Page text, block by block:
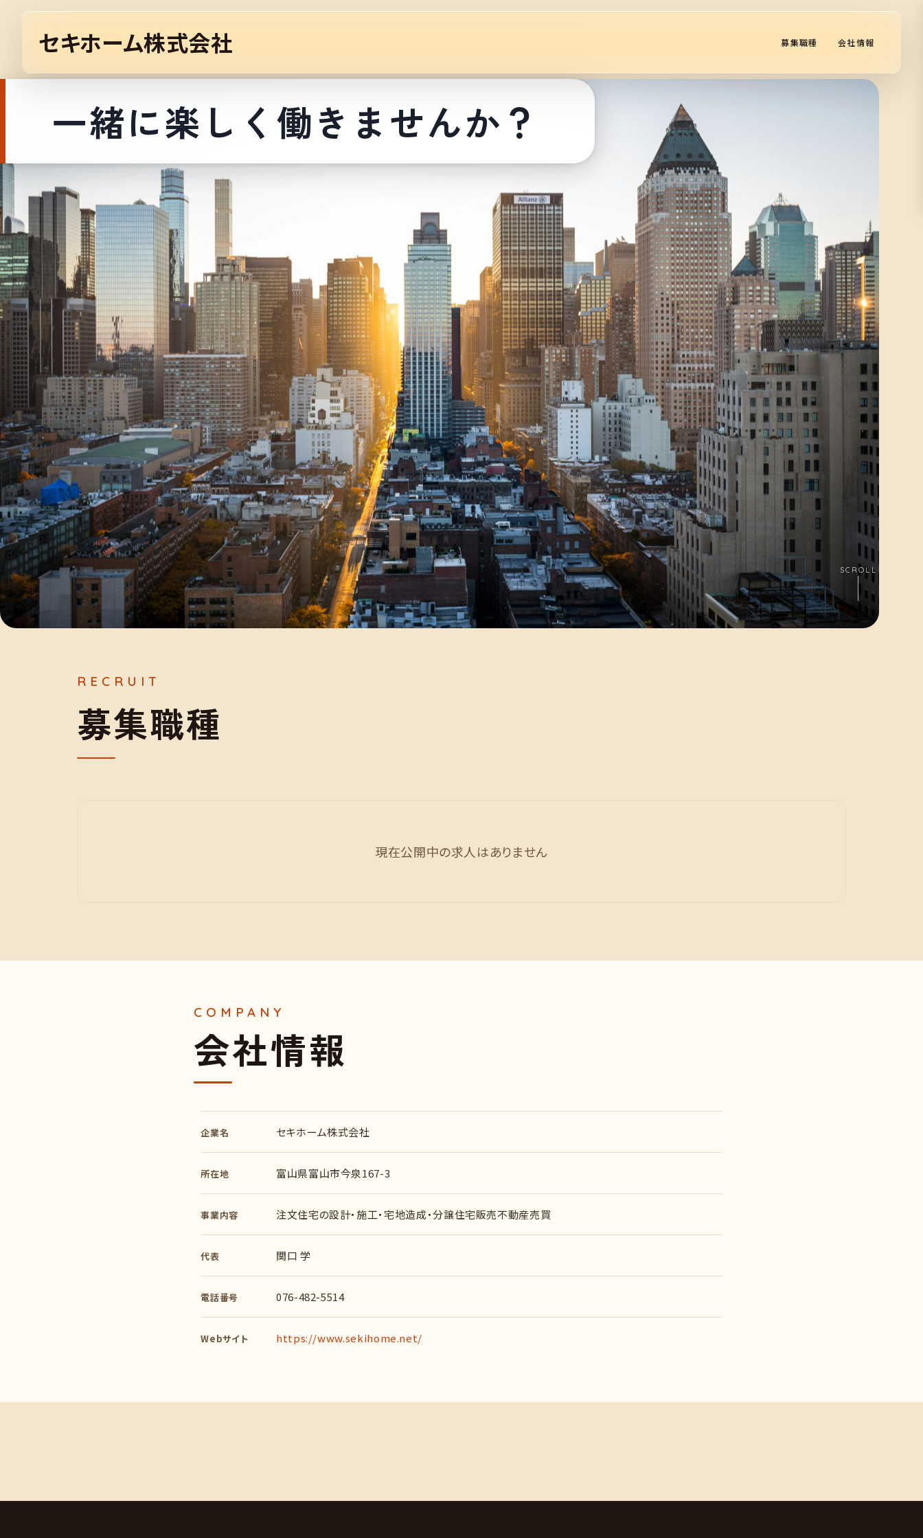
セキホーム株式会社 募集職種 会社情報
一緒に楽しく 働きませんか？
SCROLL
募集職種
現在公開中の求人はありません
会社情報
企業名 セキホーム株式会社
所在地 富山県富山市今泉167-3
事業内容 注文住宅の設計・施工・宅地造成・分譲住宅販売不動産売買
代表 関口 学
電話番号 076-482-5514
Webサイト https://www.sekihome.net/